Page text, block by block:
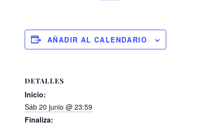
AÑADIR AL CALENDARIO
DETALLES
Inicio:
Sáb 20 junio @ 23:59
Finaliza: